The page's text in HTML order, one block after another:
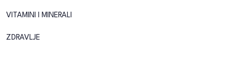
VITAMINI I MINERALI
ZDRAVLJE